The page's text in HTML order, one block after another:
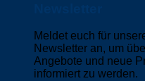
Meldet euch für
Newsletter an, um
Angebote und neue
informiert zu werden.